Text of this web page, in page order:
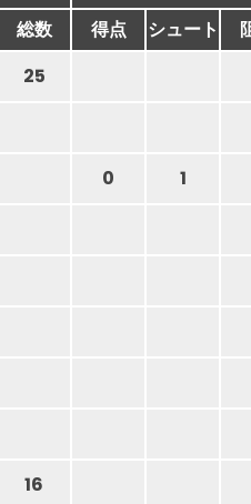
総数 得点 シュート
25
0
1
16